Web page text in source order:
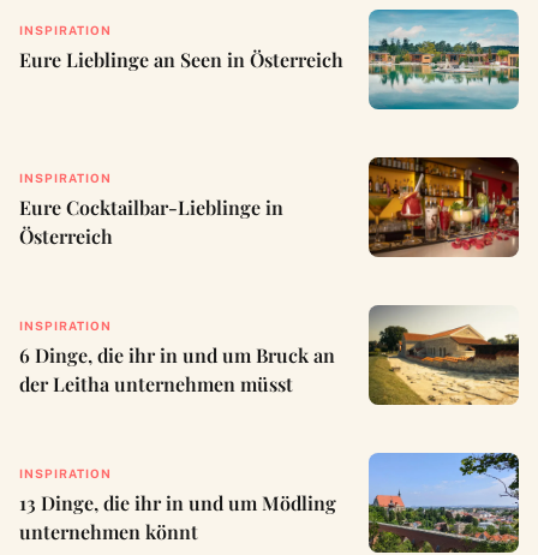
INSPIRATION
Eure Lieblinge an Seen in Österreich
INSPIRATION
Eure Cocktailbar-Lieblinge in
Österreich
INSPIRATION
6 Dinge, die ihr in und um Bruck an
der Leitha unternehmen müsst
INSPIRATION
13 Dinge, die ihr in und um Mödling
unternehmen könnt